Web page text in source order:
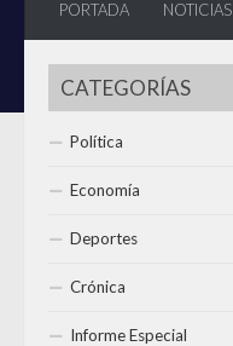
PORTADA NOTICIAS
CATEGORÍAS
Política
Economía
Deportes
Crónica
Informe Especial